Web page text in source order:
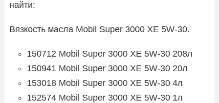
найти:
Вязкость масла Mobil Super 3000 XE 5W-30.
150712 Mobil Super 3000 XE 5W-30 208л
150941 Mobil Super 3000 XE 5W-30 20л
153018 Mobil Super 3000 XE 5W-30 4л
152574 Mobil Super 3000 XE 5W-30 1л